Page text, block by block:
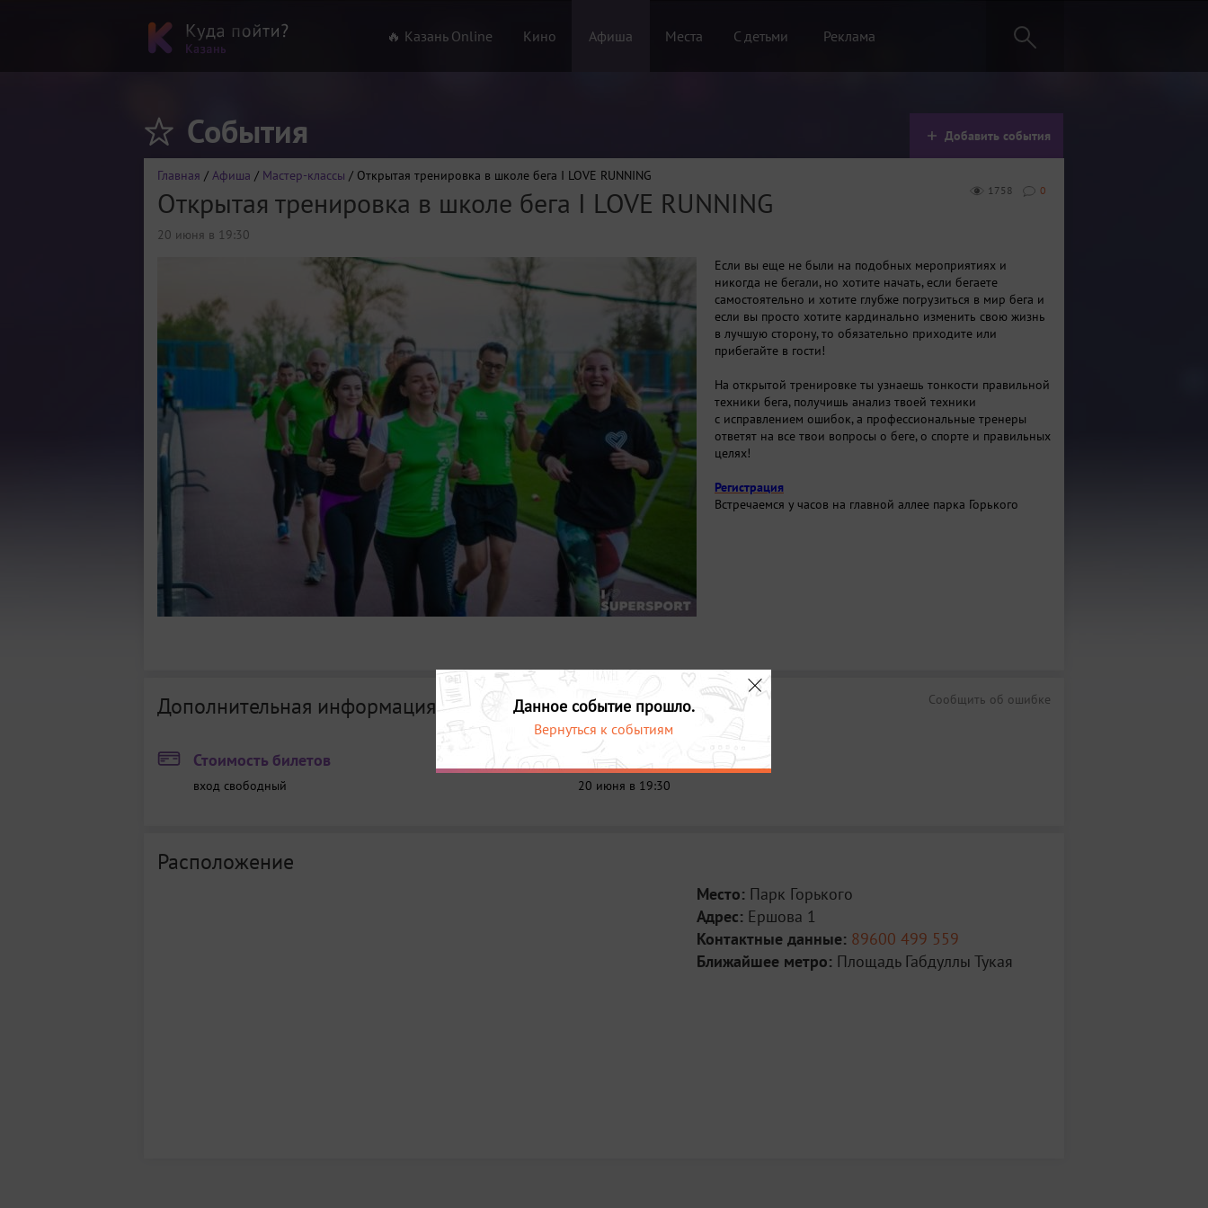
🔥 Казань Online Кино Афиша Места С детьми Реклама
События Добавить события
Главная / Афиша / Мастер-классы / Открытая тренировка в школе бега I LOVE RUNNING
0
1758
Открытая тренировка в школе бега I LOVE RUNNING
20 июня в 19:30
Если вы еще не были на подобных мероприятиях и
никогда не бегали, но хотите начать, если бегаете
самостоятельно и хотите глубже погрузиться в мир бега и
если вы просто хотите кардинально изменить свою жизнь
в лучшую сторону, то обязательно приходите или
прибегайте в гости!
На открытой тренировке ты узнаешь тонкости правильной
техники бега, получишь анализ твоей техники
с исправлением ошибок, а профессиональные тренеры
ответят на все твои вопросы о беге, о спорте и правильных
целях!
Регистрация
Встречаемся у часов на главной аллее парка Горького
Сообщить об ошибке
Дополнительная информация
Стоимость билетов
вход свободный
Дата
20 июня в 19:30
Расположение
Место: Парк Горького
Адрес: Ершова 1
Контактные данные: 89600 499 559
Ближайшее метро: Площадь Габдуллы Тукая
Данное событие прошло.
Вернуться к событиям